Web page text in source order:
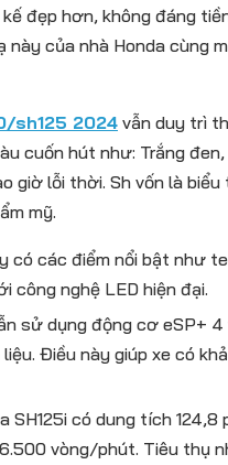
đẹp hơn, không đáng
của nhà Honda cùng
sh125 2024 vẫn duy trì
cuốn hút như: Trắng
giờ lỗi thời. Sh vốn là
mỹ.
có các điểm nổi bật như
công nghệ LED hiện đại.
sử dụng động cơ eSP+
Điều này giúp xe có
SH125i có dung tích
vòng/phút. Tiêu thụ